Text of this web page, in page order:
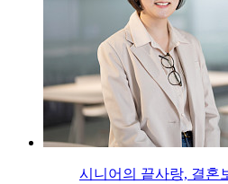
시니어의 끝사랑, 결혼